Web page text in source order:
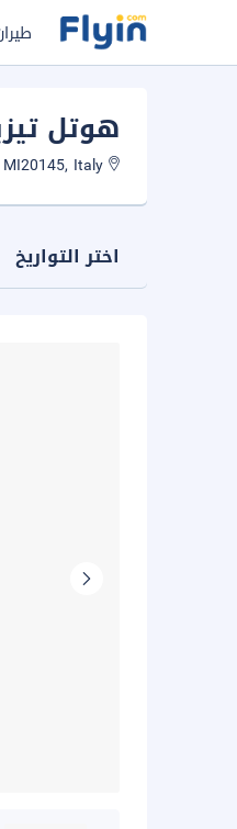
هوتل
اختر التواريخ